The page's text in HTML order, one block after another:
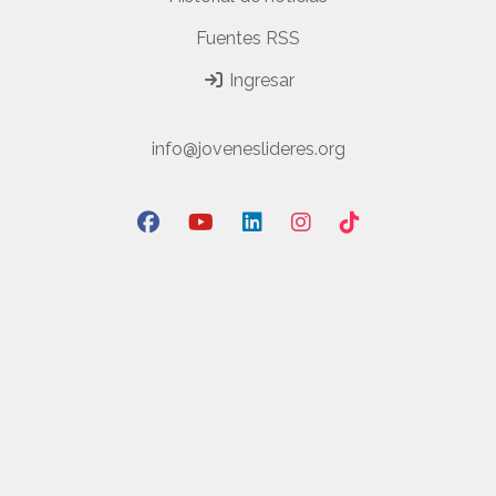
Fuentes RSS
Ingresar
info@joveneslideres.org